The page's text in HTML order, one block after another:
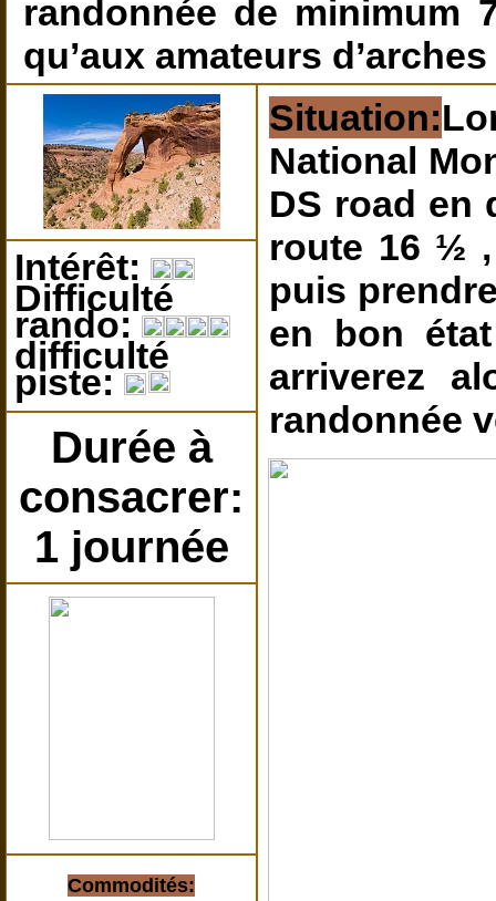
randonnée de minimum
qu’aux amateurs
Situation:
National
DS road en
route 16 ½
puis
en bon
arriverez
randonnée
Intérêt:
Difficulté
rando:
difficulté
piste:
Durée à
consacrer:
1 journée
Commodités: